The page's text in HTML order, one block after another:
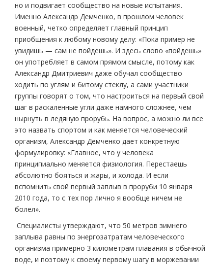
но и подвигает сообщество на новые испытания.
Именно Александр Демченко, в прошлом человек
военный, четко определяет главный принцип
приобщения к любому новому делу: «Пока пример не
увидишь — сам не пойдешь». И здесь слово «пойдешь»
он употребляет в самом прямом смысле, потому как
Александр Дмитриевич даже обучал сообщество
ходить по углям и битому стеклу, а сами участники
группы говорят о том, что настроиться на первый свой
шаг в раскаленные угли даже намного сложнее, чем
нырнуть в ледяную прорубь. На вопрос, а можно ли все
это назвать спортом и как меняется человеческий
организм, Александр Демченко дает конкретную
формулировку: «Главное, что у человека
принципиально меняется физиология. Перестаешь
абсолютно бояться и жары, и холода. И если
вспомнить свой первый заплыв в проруби 10 января
2010 года, то с тех пор лично я вообще ничем не
болел».
Специалисты утверждают, что 50 метров зимнего
заплыва равны по энергозатратам человеческого
организма примерно 3 километрам плавания в обычной
воде, и поэтому к своему первому шагу в моржевании